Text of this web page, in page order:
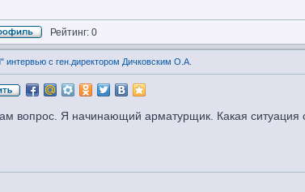
Рейтинг: 0
с ген.директором Дичковским О.А.
вопрос. Я начинающий арматурщик. Какая ситуация